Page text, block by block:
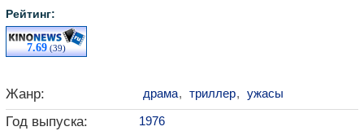
Рейтинг:
7.69 (39)
Жанр: драма, триллер, ужасы
Год выпуска: 1976